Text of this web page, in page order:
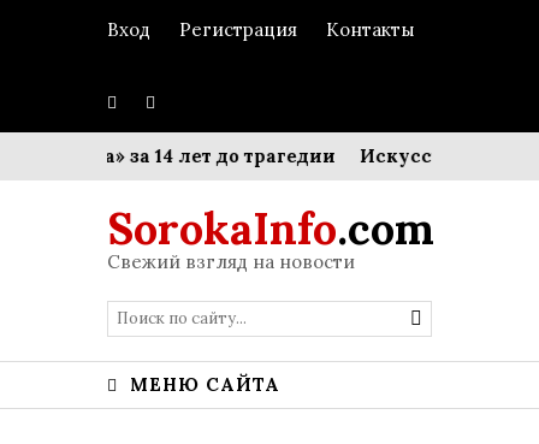
Вход Регистрация Контакты
за 14 лет до трагедии Искусство
SorokaInfo.com
Свежий взгляд на новости
МЕНЮ САЙТА